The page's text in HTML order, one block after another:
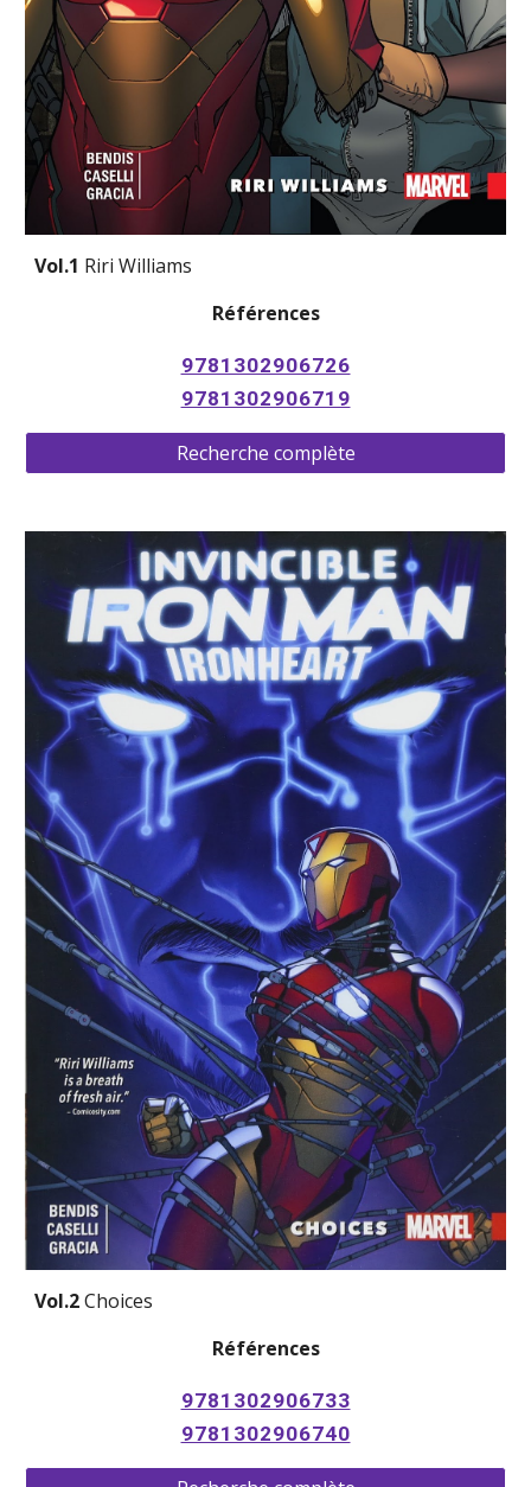
Vol.1 Riri Williams
Références
9781302906726
9781302906719
Recherche complète
Vol.2 Choices
Références
9781302906733
9781302906740